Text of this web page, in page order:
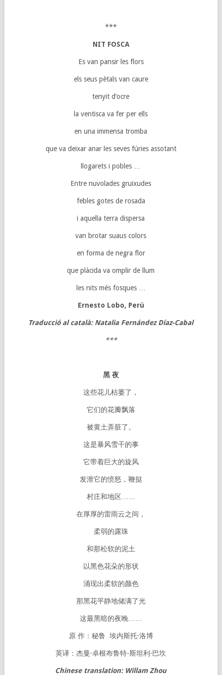
***
NIT FOSCA
Es van pansir les flors
els seus pètals van caure
tenyit d’ocre
la ventisca va fer per ells
en una immensa tromba
que va deixar anar les seves fúries assotant
llogarets i pobles …
Entre nuvolades gruixudes
febles gotes de rosada
i aquella terra dispersa
van brotar suaus colors
en forma de negra flor
que plàcida va omplir de llum
les nits més fosques …
Ernesto Lobo, Perú
Traducció al català: Natalia Fernández Díaz-Cabal
***
黑 夜
这些花儿枯萎了，
它们的花瓣飘落
被黄土弄脏了。
这是暴风雪干的事
它带着巨大的旋风
发泄它的愤怒，鞭挞
村庄和地区……
在厚厚的雷雨云之间，
柔弱的露珠
和那松软的泥土
以黑色花朵的形状
涌现出柔软的颜色
那黑花平静地储满了光
这最黑暗的夜晚……
原 作：秘鲁 埃内斯托·洛博
英译：杰曼·卓根布鲁特-斯坦利·巴坎
Chinese translation: Willam Zhou